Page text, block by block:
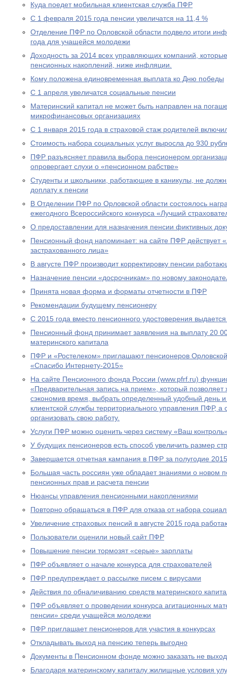
Куда поедет мобильная клиентская служба ПФР
С 1 февраля 2015 года пенсии увеличатся на 11,4 %
Отделение ПФР по Орловской области подвело итоги
года для учащейся молодежи
Доходность за 2014 всех управляющих компаний,
пенсионных накоплений, ниже инфляции.
Кому положена единовременная выплата ко Дню победы
С 1 апреля увеличатся социальные пенсии
Материнский капитал не может быть направлен на
микрофинансовых организациях
С 1 января 2015 года в страховой стаж родителей
Стоимость набора социальных услуг выросла до 930
ПФР разъясняет правила выбора пенсионером
опровергает слухи о «пенсионном рабстве»
Студенты и школьники, работающие в каникулы, не
доплату к пенсии
В Отделении ПФР по Орловской области состоялось
ежегодного Всероссийского конкурса «Лучший
О предоставлении для назначения пенсии фиктивных
Пенсионный фонд напоминает: на сайте ПФР действует
застрахованного лица»
В августе ПФР производит корректировку пенсии
Назначение пенсии «досрочникам» по новому
Принята новая форма и форматы отчетности в ПФР
Рекомендации будущему пенсионеру
С 2015 года вместо пенсионного удостоверения выдается
Пенсионный фонд принимает заявления на выплату 20
материнского капитала
ПФР и «Ростелеком» приглашают пенсионеров Орловской
«Спасибо Интернету-2015»
На сайте Пенсионного фонда России (www.pfrf.ru)
«Предварительная запись на прием», который
сэкономив время, выбрать определенный удобный день
клиентской службы территориального управления ПФР,
организовать свою работу.
Услуги ПФР можно оценить через систему «Ваш
У будущих пенсионеров есть способ увеличить размер
Завершается отчетная кампания в ПФР за полугодие
Большая часть россиян уже обладает знаниями о новом
пенсионных прав и расчета пенсии
Нюансы управления пенсионными накоплениями
Повторно обращаться в ПФР для отказа от набора
Увеличение страховых пенсий в августе 2015 года
Пользователи оценили новый сайт ПФР
Повышение пенсии тормозят «серые» зарплаты
ПФР объявляет о начале конкурса для страхователей
ПФР предупреждает о рассылке писем с вирусами
Действия по обналичиванию средств материнского
ПФР объявляет о проведении конкурса агитационных
пенсии» среди учащейся молодежи
ПФР приглашает пенсионеров для участия в конкурсах
Откладывать выход на пенсию теперь выгодно
Документы в Пенсионном фонде можно заказать не
Благодаря материнскому капиталу жилищные условия